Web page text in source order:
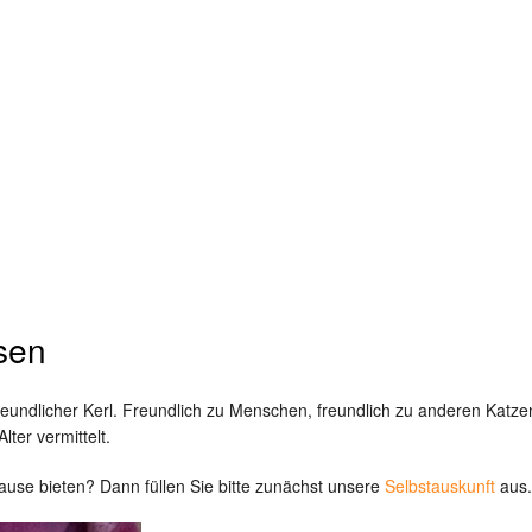
Kerl. Freundlich zu Menschen, freundlich zu anderen
vermittelt.
bieten? Dann füllen Sie bitte zunächst unsere Selbstauskunft aus.